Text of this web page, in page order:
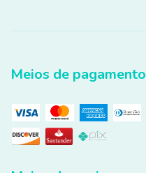
Meios de pagamento